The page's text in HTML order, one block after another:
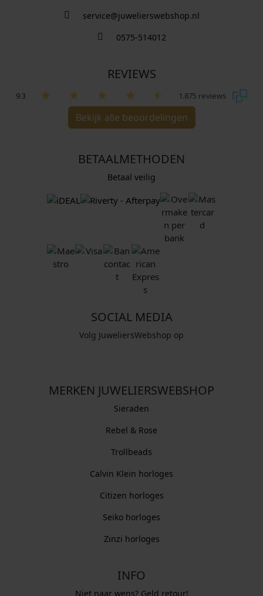
service@juwelierswebshop.nl
0575-514012
REVIEWS
9.3 1.875 reviews
Bekijk alle beoordelingen
BETAALMETHODEN
Betaal veilig
SOCIAL MEDIA
Volg JuweliersWebshop op
MERKEN JUWELIERSWEBSHOP
Sieraden
Rebel & Rose
Trollbeads
Calvin Klein horloges
Citizen horloges
Seiko horloges
Zinzi horloges
INFO
Niet naar wens? Geld retour!